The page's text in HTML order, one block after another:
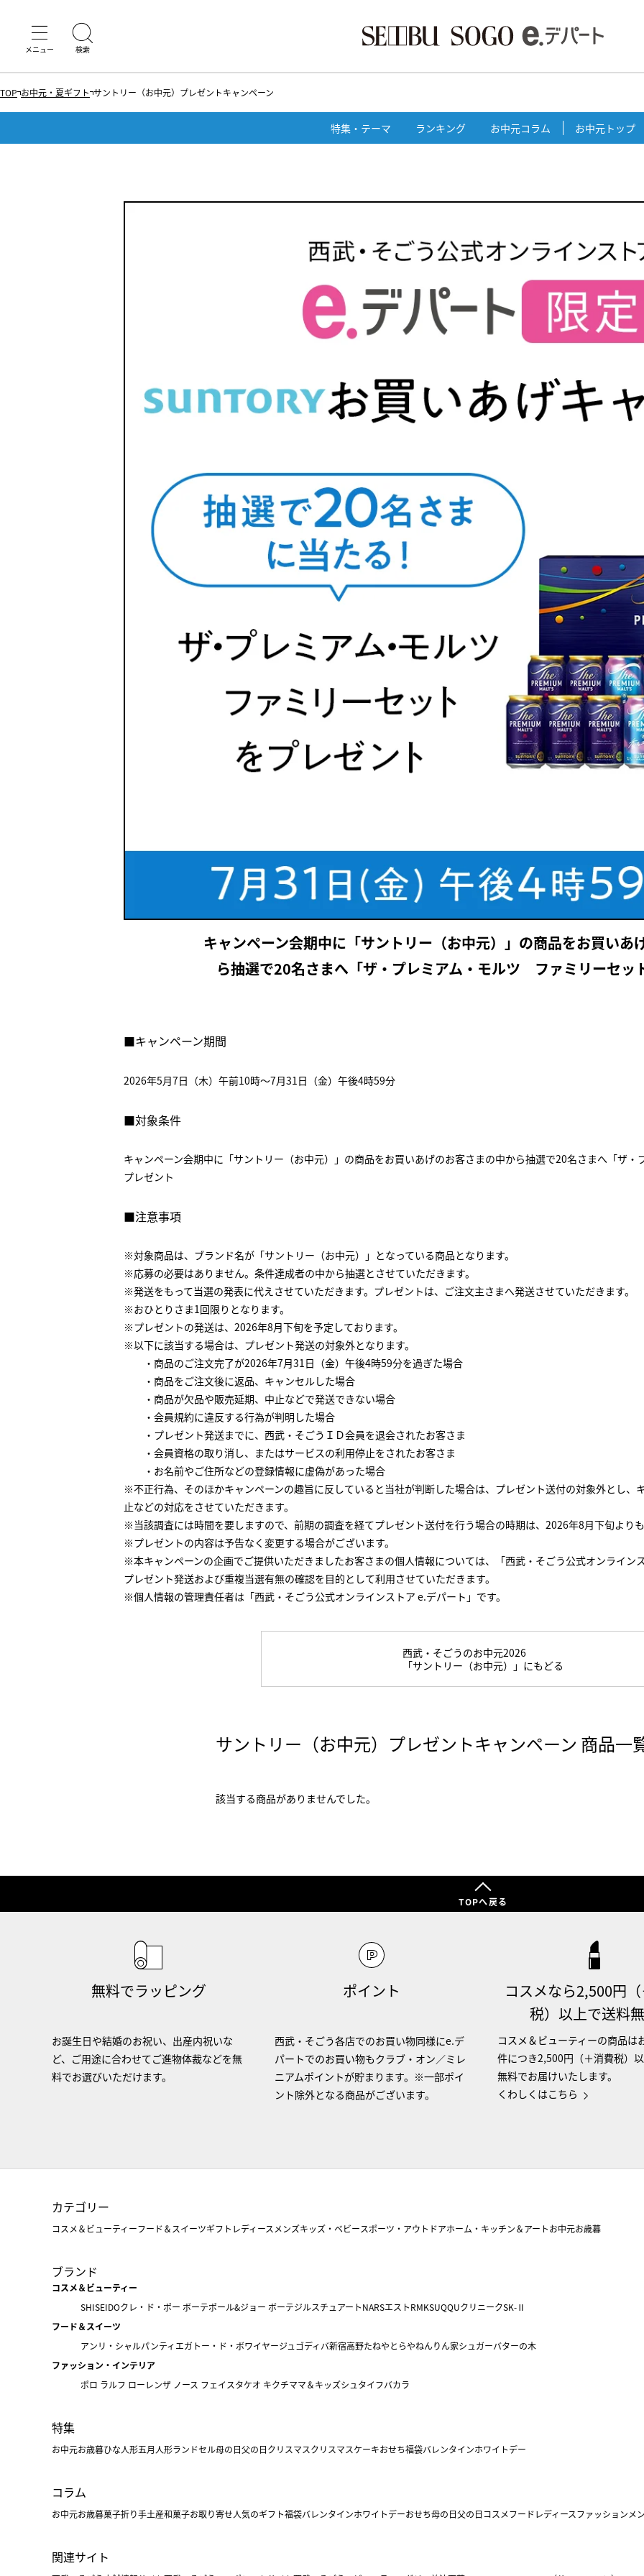
TOP お中元・夏ギフト サントリー（お中元）プレゼントキャンペーン
特集・テーマ ランキング お中元コラム お中元トップ
キャンペーン会期中に「サントリー（お中元）」の商品をお買いあ
ら抽選で20名さまへ「ザ・プレミアム・モルツ ファミリーセッ
■キャンペーン期間
2026年5月7日（木）午前10時～7月31日（金）午後4時59分
■対象条件
キャンペーン会期中に「サントリー（お中元）」の商品をお買いあげのお客さまの中から抽選で20名さまへ「ザ
プレゼント
■注意事項
※対象商品は、ブランド名が「サントリー（お中元）」となっている商品となります。
※応募の必要はありません。条件達成者の中から抽選とさせていただきます。
※発送をもって当選の発表に代えさせていただきます。プレゼントは、ご注文主さまへ発送させていただきます。
※おひとりさま1回限りとなります。
※プレゼントの発送は、2026年8月下旬を予定しております。
※以下に該当する場合は、プレゼント発送の対象外となります。
・商品のご注文完了が2026年7月31日（金）午後4時59分を過ぎた場合
・商品をご注文後に返品、キャンセルした場合
・商品が欠品や販売延期、中止などで発送できない場合
・会員規約に違反する行為が判明した場合
・プレゼント発送までに、西武・そごうＩＤ会員を退会されたお客さま
・会員資格の取り消し、またはサービスの利用停止をされたお客さま
・お名前やご住所などの登録情報に虚偽があった場合
※不正行為、そのほかキャンペーンの趣旨に反していると当社が判断した場合は、プレゼント送付の対象外とし、
止などの対応をさせていただきます。
※当該調査には時間を要しますので、前期の調査を経てプレゼント送付を行う場合の時期は、2026年8月下旬より
※プレゼントの内容は予告なく変更する場合がございます。
※本キャンペーンの企画でご提供いただきましたお客さまの個人情報については、「西武・そごう公式オンライン
プレゼント発送および重複当選有無の確認を目的として利用させていただきます。
※個人情報の管理責任者は「西武・そごう公式オンラインストア e.デパート」です。
西武・そごうのお中元2026
「サントリー（お中元）」にもどる
サントリー（お中元）プレゼントキャンペーン 商品一
該当する商品がありませんでした。
TOPへ戻る
無料でラッピング
お誕生日や結婚のお祝い、出産内祝いな
ど、ご用途に合わせてご進物体裁などを無
料でお選びいただけます。
ポイント
西武・そごう各店でのお買い物同様にe.デ
パートでのお買い物もクラブ・オン／ミレ
ニアムポイントが貯まります。※一部ポイ
ント除外となる商品がございます。
コスメなら2,500円
税）以上で送料
コスメ＆ビューティーの商品は
件につき2,500円（＋消費税）
無料でお届けいたします。
くわしくはこちら
カテゴリー
コスメ＆ビューティーフード＆スイーツギフト レディースメンズキッズ・ベビースポーツ・アウトドアホーム・キッチン＆アートお中元お歳暮
ブランド
コスメ＆ビューティー
SHISEIDOクレ・ド・ポー ボーテポール&ジョー ボーテジルスチュアートNARSエストRMKSUQQUクリニークSK-Ⅱ
フード＆スイーツ
アンリ・シャルパンティエガトー・ド・ボワイヤージュゴディバ新宿高野たねやとらやねんりん家シュガーバターの木
ファッション・インテリア
ポロ ラルフ ローレンザ ノース フェイスタケオ キクチママ＆キッズシュタイフバカラ
特集
お中元お歳暮ひな人形五月人形ランドセル母の日父の日クリスマスクリスマスケーキおせち福袋バレンタインホワイトデー
コラム
お中元お歳暮菓子折り手土産和菓子お取り寄せ人気のギフト福袋バレンタインホワイトデーおせち母の日父の日 コスメフードレディースファッションメ
関連サイト